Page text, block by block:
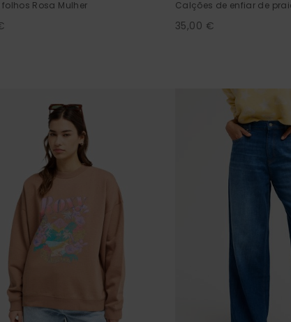
Rosa Mulher Calções de enfiar de
35,00 €